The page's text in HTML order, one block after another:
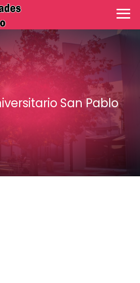
San Pablo